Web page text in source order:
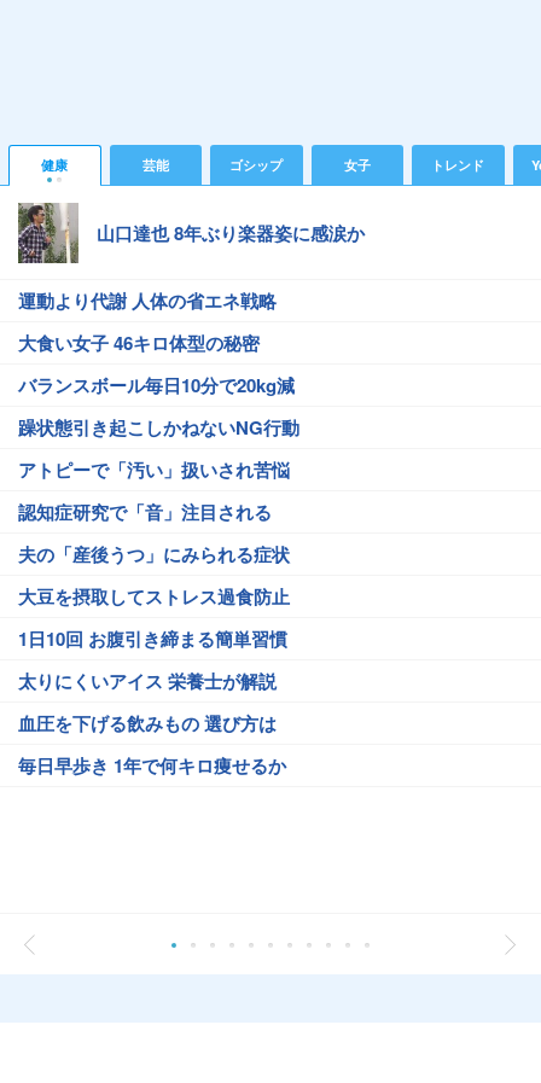
健康 芸能 ゴシップ 女子 トレンド
山口達也 8年ぶり楽器姿に感涙か
運動より代謝 人体の省エネ戦略
大食い女子 46キロ体型の秘密
バランスボール毎日10分で20kg減
躁状態引き起こしかねないNG行動
アトピーで「汚い」扱いされ苦悩
認知症研究で「音」注目される
夫の「産後うつ」にみられる症状
大豆を摂取してストレス過食防止
1日10回 お腹引き締まる簡単習慣
太りにくいアイス 栄養士が解説
血圧を下げる飲みもの 選び方は
毎日早歩き 1年で何キロ痩せるか